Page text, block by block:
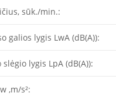
sūk./min.:
galios lygis LwA (dB(A)):
lygis LpA (dB(A)):
,m/s²: